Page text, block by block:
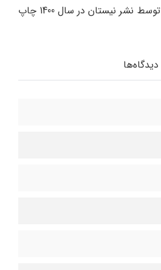
این کتاب در 199 صفحه توسط نشر نیستان در سال 1400 چاپ
دیدگاه‌ها